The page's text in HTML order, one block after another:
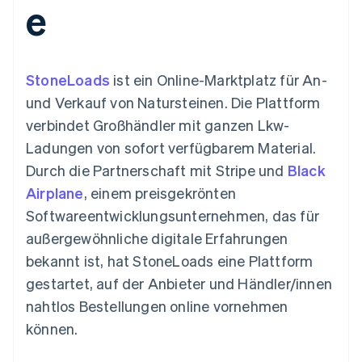
Zugriff auf mehr als
125
Authorization
Optimierung der
Autorisierungsraten
Beschleunigter
Bezahlvorgang
Connections
Verbundene
Product roadmap
Ausblick
Nach Branche
KI-Unternehmen
Creator Economy
Gaming
Freizeit
Versicherungen
Medien und
Unterhaltung
Gemeinnützige
Organisationen
Fachdienstleistungen
Öffentlicher Sektor
Einzelhandel
nutzungsbasierte
Abrechnung um
Stablecoin-gestützte
Karten ausgeben: So
geht´s
Bereitstellung und
Verwaltung von
Diensten mit Agenten
App-Integrationen
Code-Beispiele
Entwickler-Blog
Stripe Press
Kontakt
Sales-Team
kontaktieren
Partner werden
e
StoneLoads ist ein Online-Marktplatz für An-
und Verkauf von Natursteinen. Die Plattform
verbindet Großhändler mit ganzen Lkw-
Ladungen von sofort verfügbarem Material.
Durch die Partnerschaft mit Stripe und Black
Airplane, einem preisgekrönten
Softwareentwicklungsunternehmen, das für
außergewöhnliche digitale Erfahrungen
bekannt ist, hat StoneLoads eine Plattform
gestartet, auf der Anbieter und Händler/innen
nahtlos Bestellungen online vornehmen
können.